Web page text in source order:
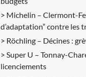
Michelin – Clermont-
d’adaptation” contre les
Röchling – Décines :
Super U – Tonnay-
licenciements